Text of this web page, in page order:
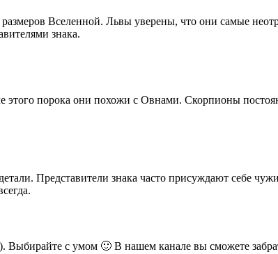
Вселенной. Львы уверены, что они самые
знака.
этого порока они похожи с Овнами. Скорпионы
Представители знака часто присуждают себе
Выбирайте с умом 🙂 В нашем канале вы сможете